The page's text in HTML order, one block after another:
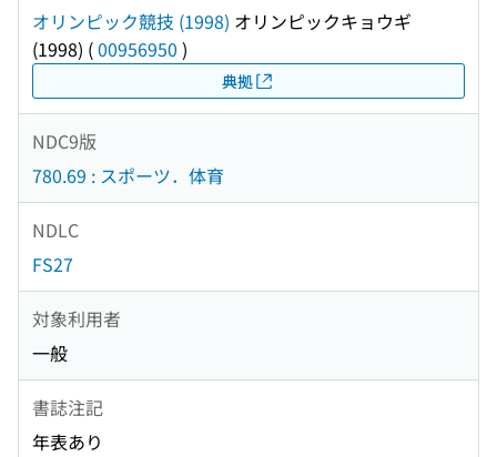
オリンピック競技 (1998) オリンピックキョウギ
(1998) (00956950 )
典拠
NDC9版
780.69 : スポーツ．体育
NDLC
FS27
対象利用者
一般
書誌注記
年表あり